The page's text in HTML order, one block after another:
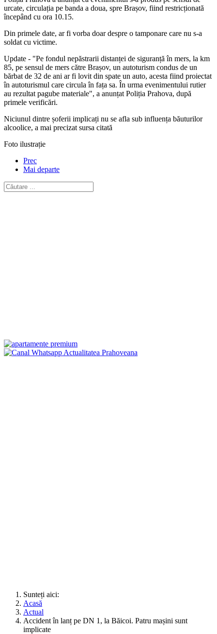
urcate, circulația pe banda a doua, spre Brașov, fiind restricționată
începând cu ora 10.15.
Din primele date, ar fi vorba doar despre o tamponare care nu s-a
soldat cu victime.
Update - "Pe fondul nepăstrarii distanței de siguranță în mers, la km
85, pe sensul de mers către Brașov, un autoturism condus de un
bărbat de 32 de ani ar fi lovit din spate un auto, acesta fiind proiectat
în autoturismul care circula în fața sa. În urma evenimentului rutier
au rezultat pagube materiale", a anunțat Poliția Prahova, după
primele verificări.
Niciunul dintre șoferii implicați nu se afla sub influența băuturilor
alcoolice, a mai precizat sursa citată
Foto ilustrație
Prec
Mai departe
Sunteți aici:
Acasă
Actual
Accident în lanț pe DN 1, la Băicoi. Patru mașini sunt
implicate